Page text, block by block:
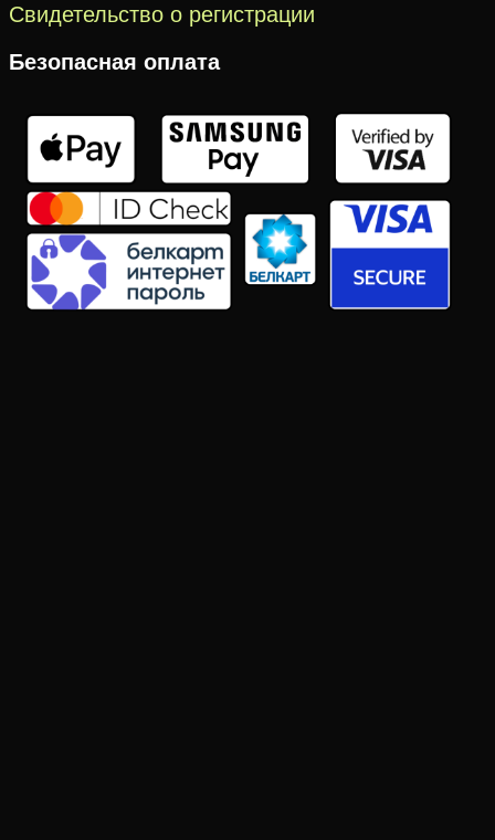
Свидетельство о регистрации
Безопасная оплата